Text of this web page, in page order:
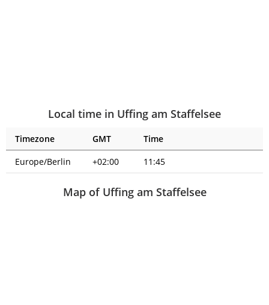
Local time in Uffing am Staffelsee
Timezone GMT
Time
Europe/Berlin
+02:00 11:45
Map of Uffing am Staffelsee